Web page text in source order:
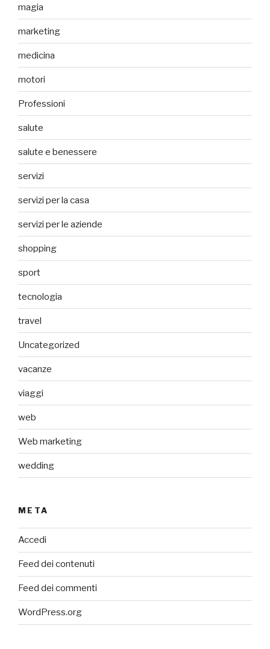
magia
marketing
medicina
motori
Professioni
salute
salute e benessere
servizi
servizi per la casa
servizi per le aziende
shopping
sport
tecnologia
travel
Uncategorized
vacanze
viaggi
web
Web marketing
wedding
META
Accedi
Feed dei contenuti
Feed dei commenti
WordPress.org